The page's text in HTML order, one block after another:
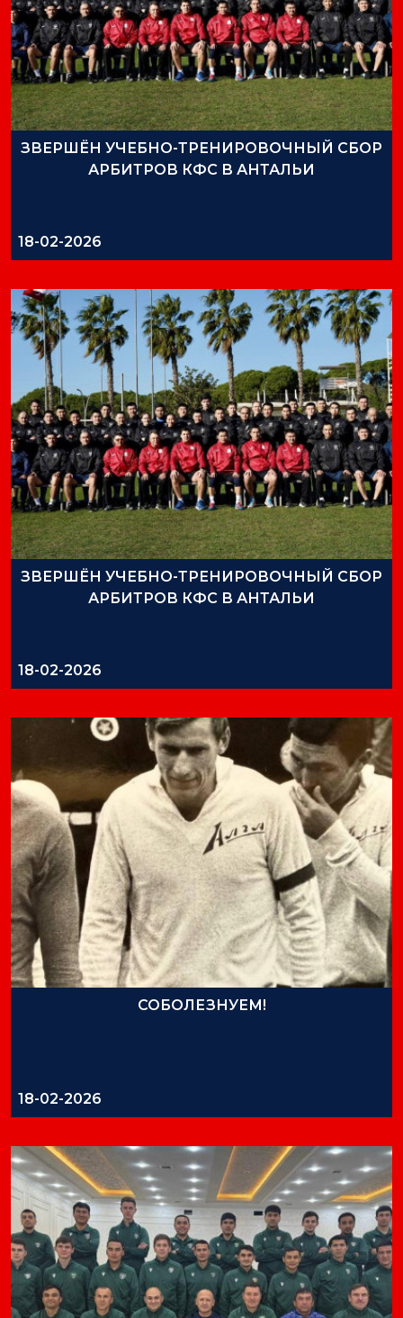
ЗВЕРШЁН УЧЕБНО-ТРЕНИРОВОЧНЫЙ СБОР
АРБИТРОВ КФС В АНТАЛЬИ
18-02-2026
ЗВЕРШЁН УЧЕБНО-ТРЕНИРОВОЧНЫЙ СБОР
АРБИТРОВ КФС В АНТАЛЬИ
18-02-2026
СОБОЛЕЗНУЕМ!
18-02-2026